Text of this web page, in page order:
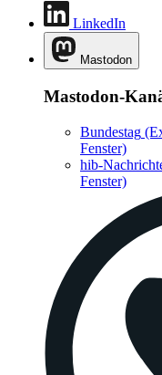
LinkedIn
Mastodon
Mastodon-
Bundestag
Fenster)
hib-
Fenster)